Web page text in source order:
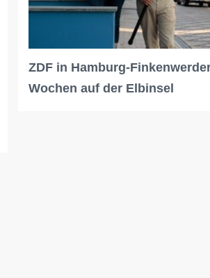
ZDF in Hamburg-
Wochen auf der Elbinsel